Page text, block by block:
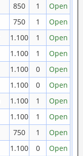
850 1
Open
750 1
Open
1.100 1
Open
1.100 1
Open
1.100 0
Open
1.100 0
Open
1.100 1
Open
1.100 1
Open
750 1
Open
1.100 0
Open